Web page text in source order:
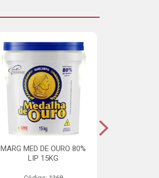
MARG MED DE OURO 80%
LIP 15KG